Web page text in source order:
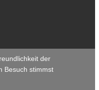
der
Besuch stimmst